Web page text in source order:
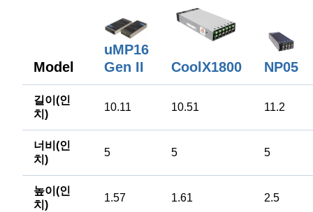
Model
uMP16
Gen II
CoolX1800 NP05
길이(인
치)
10.11 10.51 11.2
너비(인
치)
5 5 5
높이(인
치)
1.57 1.61 2.5